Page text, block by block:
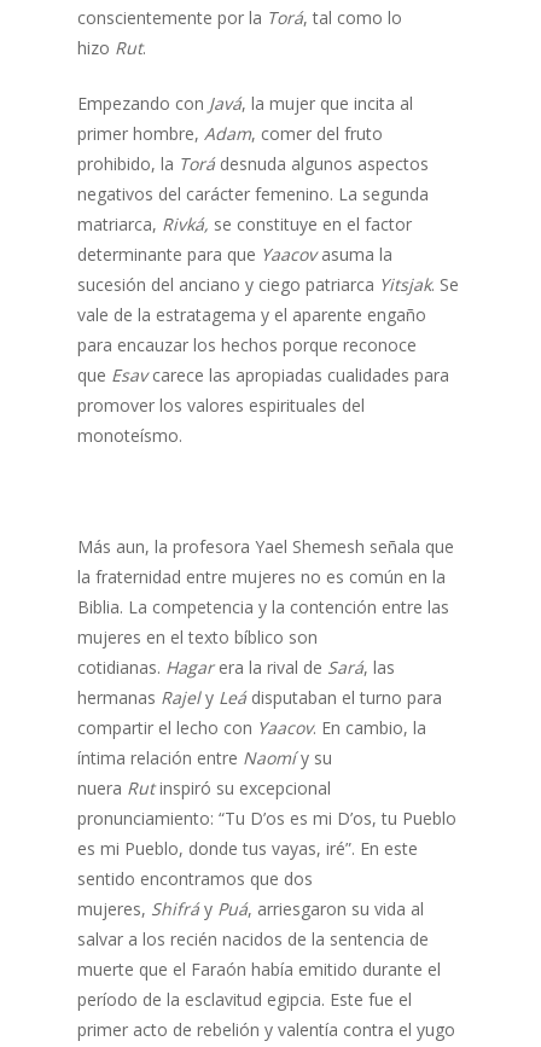
conscientemente por la Torá, tal como lo
hizo Rut.
Empezando con Javá, la mujer que incita al
primer hombre, Adam, comer del fruto
prohibido, la Torá desnuda algunos aspectos
negativos del carácter femenino. La segunda
matriarca, Rivká, se constituye en el factor
determinante para que Yaacovasuma la
sucesión del anciano y ciego patriarca Yitsjak. Se
vale de la estratagema y el aparente engaño
para encauzar los hechos porque reconoce
que Esavcarece las apropiadas cualidades para
promover los valores espirituales del
monoteísmo.
Más aun, la profesora Yael Shemesh señala que
la fraternidad entre mujeres no es común en la
Biblia. La competencia y la contención entre las
mujeres en el texto bíblico son
cotidianas. Hagarera la rival de Sará, las
hermanas Rajely Leádisputaban el turno para
compartir el lecho con Yaacov. En cambio, la
íntima relación entre Naomíy su
nuera Rutinspiró su excepcional
pronunciamiento: “Tu D’os es mi D’os, tu Pueblo
es mi Pueblo, donde tus vayas, iré”. En este
sentido encontramos que dos
mujeres, Shifráy Puá, arriesgaron su vida al
salvar a los recién nacidos de la sentencia de
muerte que el Faraón había emitido durante el
período de la esclavitud egipcia. Este fue el
primer acto de rebelión y valentía contra el yugo